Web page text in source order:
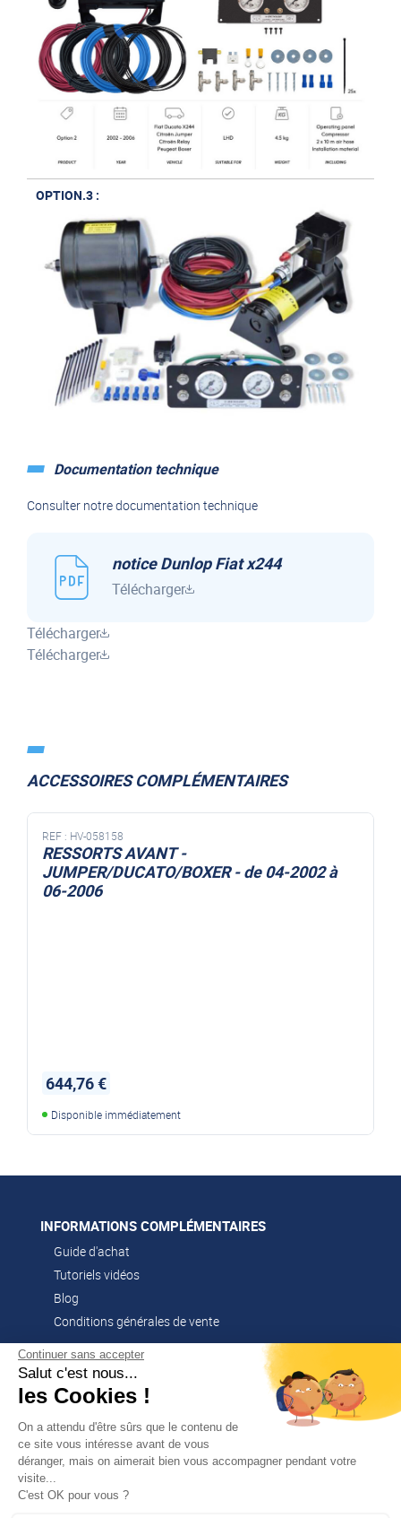
Continuer sans accepter
Salut c'est nous...
les Cookies !
On a attendu d'être sûrs que le contenu de
ce site vous intéresse avant de vous
déranger, mais on aimerait bien vous accompagner pendant votre
visite...
C'est OK pour vous ?
OPTION.3 :
Documentation technique
Consulter notre documentation technique
notice Dunlop Fiat x244
Télécharger
Télécharger
Télécharger
ACCESSOIRES COMPLÉMENTAIRES
REF : HV-058158
RESSORTS AVANT -
JUMPER/DUCATO/BOXER - de 04-2002 à
06-2006
644,76 €
Disponible immédiatement
INFORMATIONS COMPLÉMENTAIRES
Guide d'achat
Tutoriels vidéos
Blog
Conditions générales de vente
CONTACT
02 51 52 26 57
contacts@franssen-loisirs.fr
PROFITEZ DE -5 %